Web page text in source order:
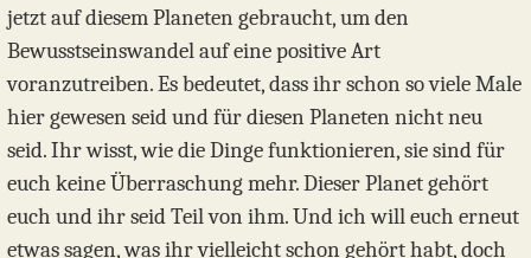
jetzt auf diesem Planeten gebraucht, um den
Bewusstseinswandel auf eine positive Art
voranzutreiben. Es bedeutet, dass ihr schon so viele Male
hier gewesen seid und für diesen Planeten nicht neu
seid. Ihr wisst, wie die Dinge funktionieren, sie sind für
euch keine Überraschung mehr. Dieser Planet gehört
euch und ihr seid Teil von ihm. Und ich will euch erneut
etwas sagen, was ihr vielleicht schon gehört habt, doch